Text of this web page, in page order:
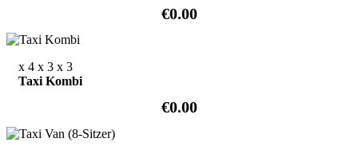
€0.00
x 4 x 3 x 3
Taxi Kombi
€0.00